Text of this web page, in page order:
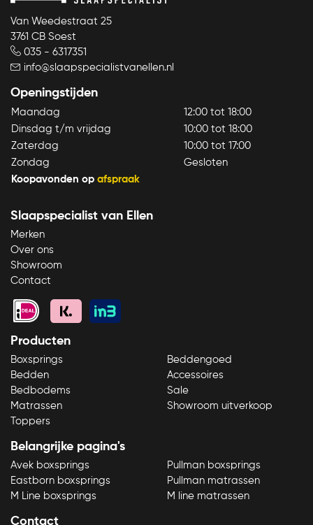
Vraag om advies Openingstijden winkel
Van Weedestraat 25
3761 CB Soest
035 - 6317351
info@slaapspecialistvanellen.nl
Openingstijden
Maandag
12:00 tot 18:00
Dinsdag t/m vrijdag
10:00 tot 18:00
Zaterdag
10:00 tot 17:00
Zondag
Gesloten
Koopavonden op afspraak
Slaapspecialist van Ellen
Merken
Over ons
Showroom
Contact
Producten
Boxsprings
Bedden
Bedbodems
Matrassen
Toppers
Beddengoed
Accessoires
Sale
Showroom uitverkoop
Belangrijke pagina's
Avek boxsprings
Eastborn boxsprings
M Line boxsprings
Pullman boxsprings
Pullman matrassen
M line matrassen
Contact